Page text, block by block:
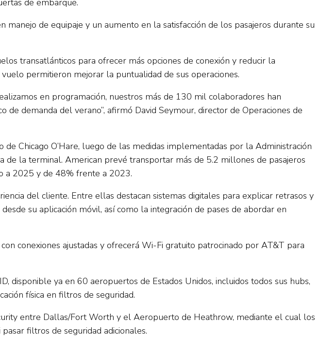
de equipaje y un aumento en la satisfacción de los pasajeros durante su
transatlánticos para ofrecer más opciones de conexión y reducir la
permitieron mejorar la puntualidad de sus operaciones.
en programación, nuestros más de 130 mil colaboradores han
demanda del verano”, afirmó David Seymour, director de Operaciones de
Chicago O’Hare, luego de las medidas implementadas por la Administración
de la terminal. American prevé transportar más de 5.2 millones de pasajeros
a 2025 y de 48% frente a 2023.
del cliente. Entre ellas destacan sistemas digitales para explicar retrasos y
su aplicación móvil, así como la integración de pases de abordar en
conexiones ajustadas y ofrecerá Wi-Fi gratuito patrocinado por AT&T para
ya en 60 aeropuertos de Estados Unidos, incluidos todos sus hubs,
física en filtros de seguridad.
entre Dallas/Fort Worth y el Aeropuerto de Heathrow, mediante el cual los
filtros de seguridad adicionales.